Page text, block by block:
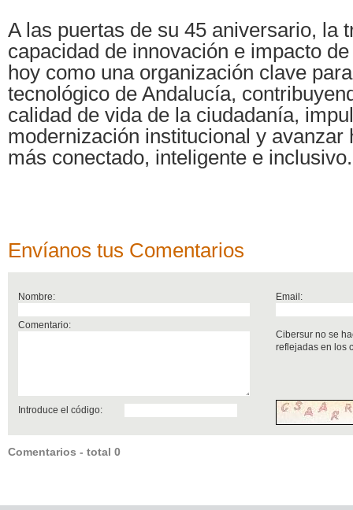
A las puertas de su 45 aniversario, la
capacidad de innovación e impacto
hoy como una organización clave
tecnológico de Andalucía,
calidad de vida de la ciudadanía,
modernización institucional y avanzar
más conectado, inteligente e inclusivo.
Envíanos tus Comentarios
Nombre: Email:
Comentario:
Cibersur no se
reflejadas en los
Introduce el código:
Comentarios - total 0